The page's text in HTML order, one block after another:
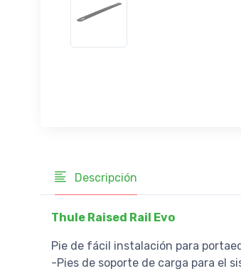
Descripción
Thule Raised Rail Evo
Pie de fácil instalación para
-Pies de soporte de carga para el